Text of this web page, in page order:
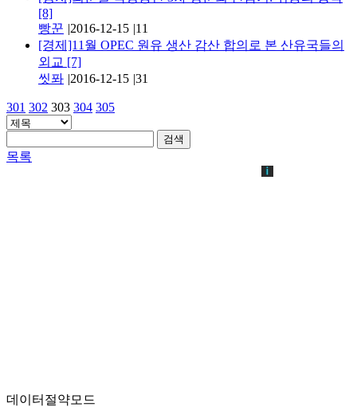
[8]
빵꾼 |2016-12-15 |11
[경제]11월 OPEC 원유 생산 감산 합의로 본 산유국들의
외교 [7]
씻퐈 |2016-12-15 |31
301 302 303 304 305
검색
목록
데이터절약모드